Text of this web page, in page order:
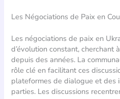
Les Négociations de Paix en
Les négociations de paix en
d’évolution constant, cherchant
depuis des années. La
rôle clé en facilitant ces
plateformes de dialogue et des
parties. Les discussions